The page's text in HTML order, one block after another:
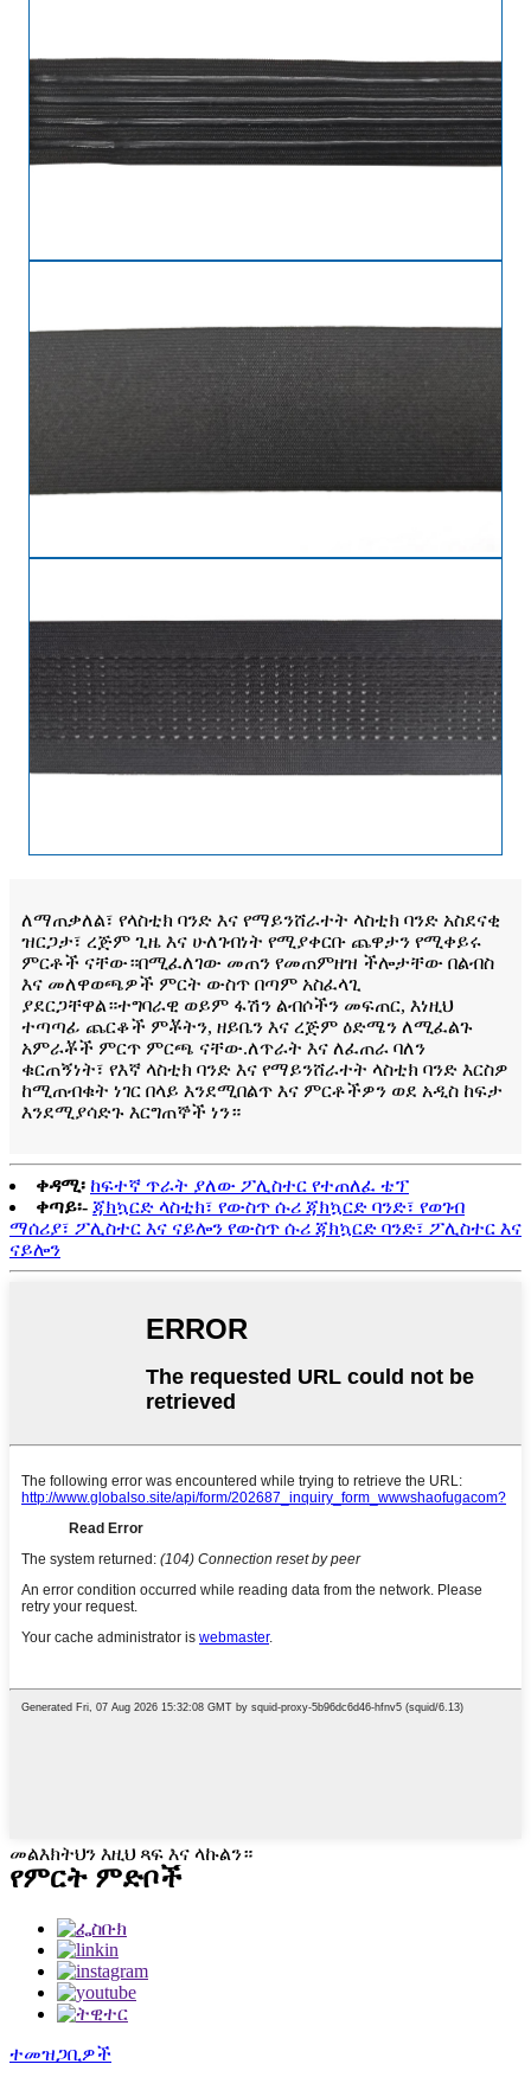
ለማጠቃለል፣ የላስቲክ ባንድ እና የማይንሸራተት ላስቲክ ባንድ አስደናቂ
ዝርጋታ፣ ረጅም ጊዜ እና ሁለገብነት የሚያቀርቡ ጨዋታን የሚቀይሩ
ምርቶች ናቸው።በሚፈለገው መጠን የመጠምዘዝ ችሎታቸው በልብስ
እና መለዋወጫዎች ምርት ውስጥ በጣም አስፈላጊ
ያደርጋቸዋል።ተግባራዊ ወይም ፋሽን ልብሶችን መፍጠር, እነዚህ
ተጣጣፊ ጨርቆች ምቾትን, ዘይቤን እና ረጅም ዕድሜን ለሚፈልጉ
አምራቾች ምርጥ ምርጫ ናቸው.ለጥራት እና ለፈጠራ ባለን
ቁርጠኝነት፣ የእኛ ላስቲክ ባንድ እና የማይንሸራተት ላስቲክ ባንድ እርስዎ
ከሚጠብቁት ነገር በላይ እንደሚበልጥ እና ምርቶችዎን ወደ አዲስ ከፍታ
እንደሚያሳድጉ እርግጠኞች ነን።
ቀዳሚ፡ ከፍተኛ ጥራት ያለው ፖሊስተር የተጠለፈ ቴፕ
ቀጣይ፡- ጃክኳርድ ላስቲክ፣ የውስጥ ሱሪ ጃክኳርድ ባንድ፣ የወገብ
ማሰሪያ፣ ፖሊስተር እና ናይሎን የውስጥ ሱሪ ጃክኳርድ ባንድ፣ ፖሊስተር እና
ናይሎን
መልእክትህን እዚህ ጻፍ እና ላኩልን።
የምርት ምድቦች
ተመዝጋቢዎች